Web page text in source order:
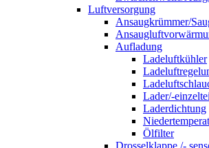
Luftversorgung
Ansaugkrümmer/
Aufladung
Ladeluftkühler
Lader/-
Laderdichtung
Ölfilter
Drosselklappe /-